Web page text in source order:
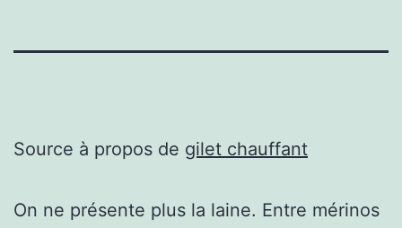
Source à propos de gilet chauffant
On ne présente plus la laine. Entre mérinos